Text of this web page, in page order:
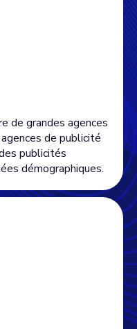
de grandes agences
de publicité
publicités
démographiques.